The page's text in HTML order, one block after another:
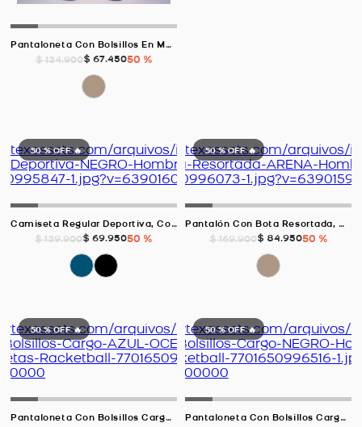
Pantaloneta Con Bolsillos En Malla, Color ARENA Para Hombre
$ 134.900$ 67.45050 %
50 % OFF 🔥
Camiseta Regular Deportiva, Color NEGRO Para Hombre
$ 139.900$ 69.95050 %
50 % OFF 🔥
Pantalón Con Bota Resortada, Color ARENA Para Hombre
$ 169.900$ 84.95050 %
50 % OFF 🔥
Pantaloneta Con Bolsillos Cargo, Color AZUL OCEANO Para Hombre
50 % OFF 🔥
Pantaloneta Con Bolsillos Cargo, Color NEGRO Para Hombre